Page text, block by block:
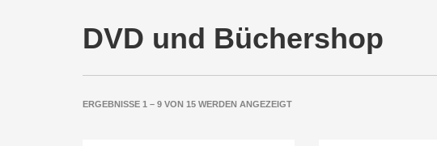
DVD und Büchershop
ERGEBNISSE 1 – 9 VON 15 WERDEN ANGEZEIGTNACH